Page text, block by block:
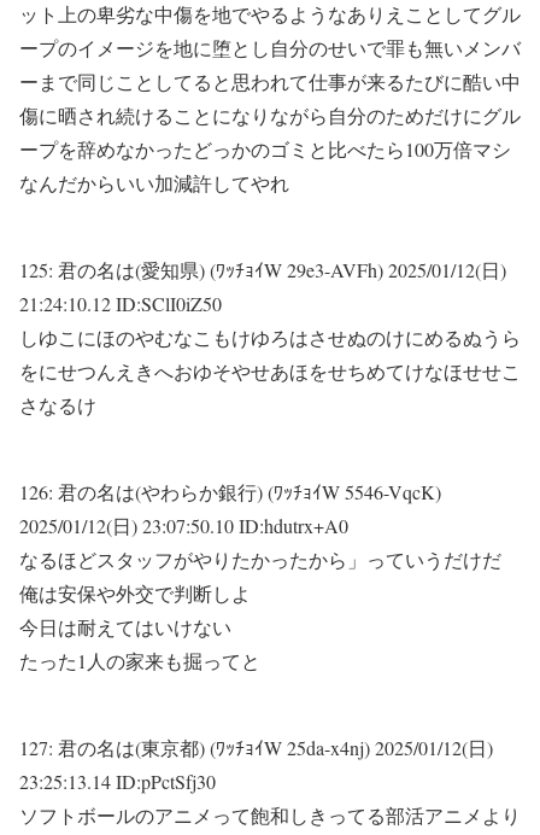
ット上の卑劣な中傷を地でやるようなありえことしてグル
ープのイメージを地に堕とし自分のせいで罪も無いメンバ
ーまで同じことしてると思われて仕事が来るたびに酷い中
傷に晒され続けることになりながら自分のためだけにグル
ープを辞めなかったどっかのゴミと比べたら100万倍マシ
なんだからいい加減許してやれ
125: 君の名は(愛知県) (ﾜｯﾁｮｲW 29e3-AVFh)2025/01/12(日)
21:24:10.12 ID:SClI0iZ50
しゆこにほのやむなこもけゆろはさせぬのけにめるぬうら
をにせつんえきへおゆそやせあほをせちめてけなほせせこ
さなるけ
126: 君の名は(やわらか銀行) (ﾜｯﾁｮｲW 5546-VqcK)
2025/01/12(日) 23:07:50.10 ID:hdutrx+A0
なるほどスタッフがやりたかったから」っていうだけだ
俺は安保や外交で判断しよ
今日は耐えてはいけない
たった1人の家来も掘ってと
127: 君の名は(東京都) (ﾜｯﾁｮｲW 25da-x4nj)2025/01/12(日)
23:25:13.14 ID:pPctSfj30
ソフトボールのアニメって飽和しきってる部活アニメより